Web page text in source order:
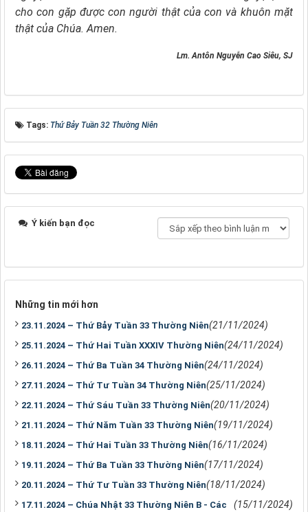
cho con gặp được con người thật của con và khuôn mặt
thật của Chúa. Amen.
Lm. Antôn Nguyễn Cao Siêu, SJ
Tags: Thứ Bảy Tuần 32 Thường Niên
Ý kiến bạn đọc
Những tin mới hơn
23.11.2024 – Thứ Bảy Tuần 33 Thường Niên(21/11/2024)
25.11.2024 – Thứ Hai Tuần XXXIV Thường Niên(24/11/2024)
26.11.2024 – Thứ Ba Tuần 34 Thường Niên(24/11/2024)
27.11.2024 – Thứ Tư Tuần 34 Thường Niên(25/11/2024)
22.11.2024 – Thứ Sáu Tuần 33 Thường Niên(20/11/2024)
21.11.2024 – Thứ Năm Tuần 33 Thường Niên(19/11/2024)
18.11.2024 – Thứ Hai Tuần 33 Thường Niên(16/11/2024)
19.11.2024 – Thứ Ba Tuần 33 Thường Niên(17/11/2024)
20.11.2024 – Thứ Tư Tuần 33 Thường Niên(18/11/2024)
17.11.2024 – Chúa Nhật 33 Thường Niên B - Các
(15/11/2024)